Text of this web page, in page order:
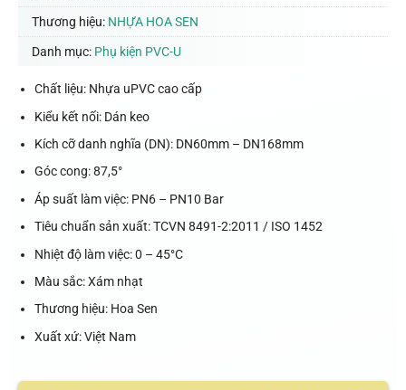
Thương hiệu: NHỰA HOA SEN
Danh mục: Phụ kiện PVC-U
Chất liệu: Nhựa uPVC cao cấp
Kiểu kết nối: Dán keo
Kích cỡ danh nghĩa (DN): DN60mm – DN168mm
Góc cong: 87,5°
Áp suất làm việc: PN6 – PN10 Bar
Tiêu chuẩn sản xuất: TCVN 8491-2:2011 / ISO 1452
Nhiệt độ làm việc: 0 – 45°C
Màu sắc: Xám nhạt
Thương hiệu: Hoa Sen
Xuất xứ: Việt Nam